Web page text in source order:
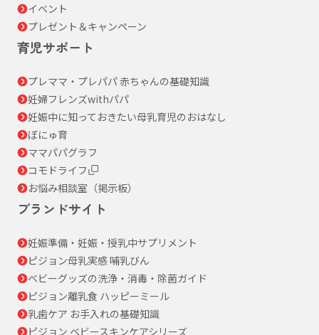
イベント
プレゼント＆キャンペーン
育児サポート
プレママ・プレパパ 赤ちゃんの基礎知識
妊婦フレンズwithパパ
妊娠中に知っておきたい母乳育児のおはなし
ぼにゅ育
ママパパグラフ
コモドライフ
お悩み相談室（掲示板）
ブランドサイト
妊娠準備・妊娠・授乳中サプリメント
ピジョン母乳実感 哺乳びん
ベビーグッズの洗浄・消毒・除菌ガイド
ピジョン離乳食 ハッピーミール
乳歯ケア お手入れの基礎知識
ピジョン ベビースキンケアシリーズ